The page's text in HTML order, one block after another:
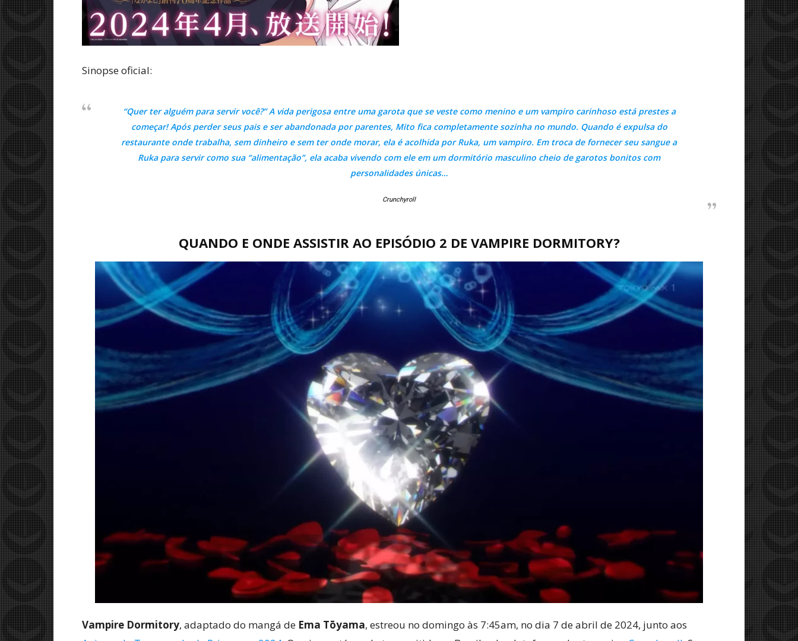
Sinopse oficial:
“Quer ter alguém para servir você?” A vida perigosa entre uma garota que se veste como menino e um vampiro carinhoso está prestes a
começar! Após perder seus pais e ser abandonada por parentes, Mito fica completamente sozinha no mundo. Quando é expulsa do
restaurante onde trabalha, sem dinheiro e sem ter onde morar, ela é acolhida por Ruka, um vampiro. Em troca de fornecer seu sangue a
Ruka para servir como sua “alimentação”, ela acaba vivendo com ele em um dormitório masculino cheio de garotos bonitos com
personalidades únicas…
Crunchyroll
QUANDO E ONDE ASSISTIR AO EPISÓDIO 2 DE VAMPIRE DORMITORY?
Vampire Dormitory, adaptado do mangá de Ema Tōyama, estreou no domingo às 7:45am, no dia 7 de abril de 2024, junto aos